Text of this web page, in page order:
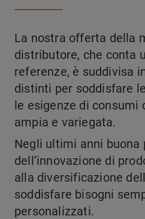
La nostra offerta della
distributore, che conta
referenze, è suddivisa
distinti per soddisfare
le esigenze di consumi
ampia e variegata.
Negli ultimi anni buona
dell’innovazione di
alla diversificazione
soddisfare bisogni
personalizzati.